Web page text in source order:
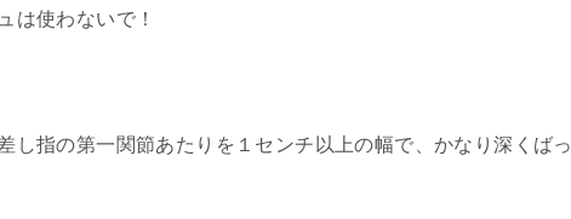
は使わないで！
し指の第一関節あたりを１センチ以上の幅で、かなり深くばっ